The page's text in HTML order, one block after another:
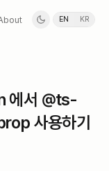
EN KR
에서 @ts-
사용하기